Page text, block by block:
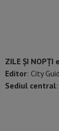
ZILE ȘI
Editor: City
Sediul central